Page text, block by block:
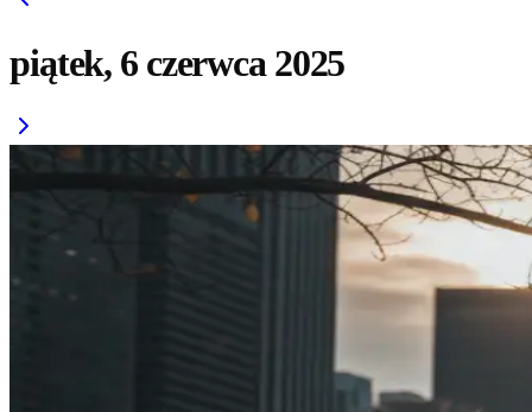
piątek, 6 czerwca 2025